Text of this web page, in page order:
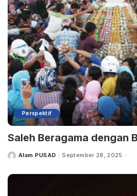
Perspektif
Saleh Beragama dengan
PostedAlam PUSAD September 28, 2025